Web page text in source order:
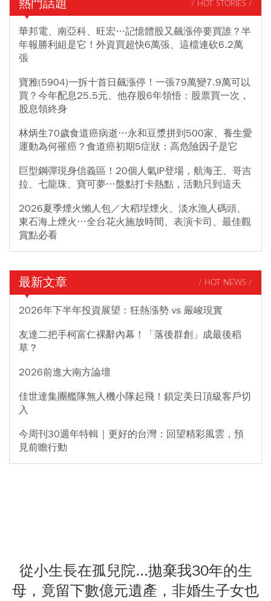
熱門話題 / HOT STORIES /
華邦電、南亞科、旺宏…記憶體股又飆漲停要買誰？半
年報勝利組是它！外資買超快6萬張、這檔連砍6.2萬
張
寶雅(5904)一拆十首日飆漲停！一張79萬變7.9萬可以
買？今年配息25.5元、他存股6年領悟：股票買一次，
股息領終身
林炳生70歲食道癌病逝…永和豆漿拼到500家、養生愛
運動為何罹癌？食道癌初期5症狀：高危險因子是它
巨型鋼彈現身信義區！20個人氣IP登場，航海王、哥吉
拉、七龍珠、寶可夢…盤點打卡熱點，活動只到這天
2026夏季煙火懶人包／大稻埕煙火、淡水漁人碼頭、
東石海上煙火…全台花火施放時間、表演卡司、最佳觀
賞點必看
最新文章 / HOT NEWS /
2026年下半年投資展望：狂熱漲勢 vs 嚴峻現實
友達二把手柯富仁裸辭內幕！「落後群創」成最後稻
草？
2026前進大南方論壇
佳世達集團艦隊無人機小隊起飛！鎖定美日頂級客戶切
入
今周刊30週年特輯｜更好的台灣：回望精彩風雲，預
見前瞻行動
從小生長在孤兒院...拋棄我30年的生
母，竟留下數億元遺產，非婚生子女也